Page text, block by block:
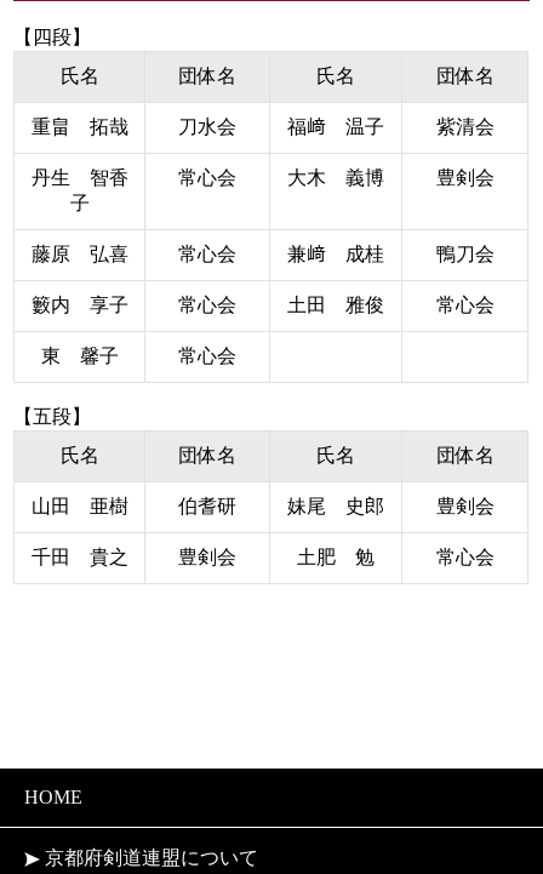
【四段】
氏名
団体名 氏名 団体名
重畠 拓哉 刀水会 福﨑 温子 紫清会
丹生 智香
子
常心会 大木 義博 豊剣会
藤原 弘喜 常心会 兼﨑 成桂 鴨刀会
籔内 享子 常心会 土田 雅俊 常心会
東 馨子 常心会
【五段】
氏名
団体名 氏名 団体名
山田 亜樹 伯耆研 妹尾 史郎 豊剣会
千田 貴之 豊剣会 土肥 勉 常心会
HOME
京都府剣道連盟について